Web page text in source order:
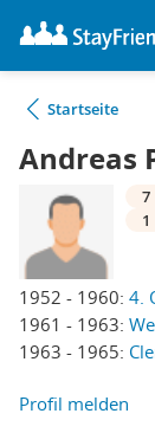
Startseite
Andreas
1952 - 1960: 4.
1961 - 1963:
1963 - 1965:
7
1
Profil melden